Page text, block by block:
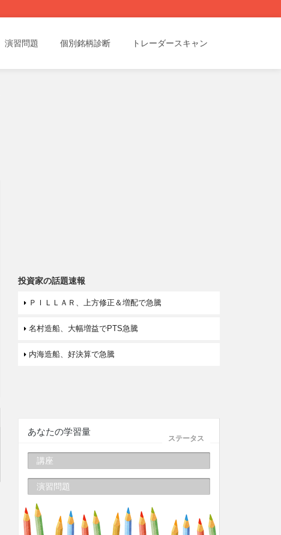
演習問題 個別銘柄診断 トレーダースキャン
投資家の話題速報
ＰＩＬＬＡＲ、上方修正＆増配で急騰
名村造船、大幅増益でPTS急騰
内海造船、好決算で急騰
ステータス
あなたの学習量
講座
演習問題